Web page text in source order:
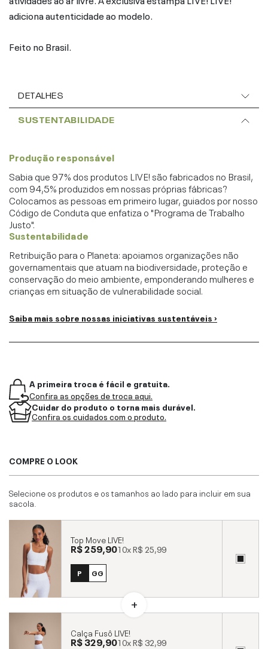
adiciona autenticidade ao modelo.
Feito no Brasil.
DETALHES
SUSTENTABILIDADE
Produção responsável
Sabia que 97% dos produtos LIVE! são fabricados no Brasil,
com 94,5% produzidos em nossas próprias fábricas?
Colocamos as pessoas em primeiro lugar, guiados por nosso
Código de Conduta que enfatiza o "Programa de Trabalho
Justo".
Sustentabilidade
Retribuição para o Planeta: apoiamos organizações não
governamentais que atuam na biodiversidade, proteção e
conservação do meio ambiente, emponderando mulheres e
crianças em situação de vulnerabilidade social.
Saiba mais sobre nossas iniciativas sustentáveis ›
A primeira troca é fácil e gratuita.
Confira as opções de troca aqui.
Cuidar do produto o torna mais durável.
Confira os cuidados com o produto.
COMPRE O LOOK
Selecione os produtos e os tamanhos ao lado para incluir em sua
sacola.
Top Move LIVE!
R$ 259,9010xR$ 25,99
P GG
Calça Fusô LIVE!
R$ 329,9010xR$ 32,99